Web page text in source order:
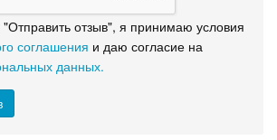
отзыв", я принимаю условия
соглашения и даю согласие на
данных.